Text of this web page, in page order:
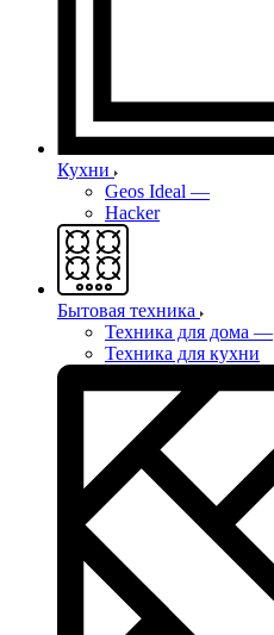
Кухни
Geos Ideal —
Hacker
Бытовая техника
Техника для дома —
Техника для кухни